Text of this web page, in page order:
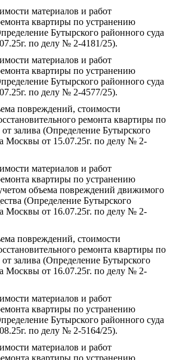
материалов и работ
квартиры по устранению
Бутырского районного суда
по делу № 2-4181/25).
материалов и работ
квартиры по устранению
Бутырского районного суда
по делу № 2-4577/25).
повреждений, стоимости
ремонта квартиры по
залива (Определение Бутырского
Москвы от 15.07.25г. по делу № 2-
материалов и работ
квартиры по устранению
объема повреждений движимого
(Определение Бутырского
Москвы от 16.07.25г. по делу № 2-
повреждений, стоимости
ремонта квартиры по
залива (Определение Бутырского
Москвы от 16.07.25г. по делу № 2-
материалов и работ
квартиры по устранению
Бутырского районного суда
по делу № 2-5164/25).
материалов и работ
квартиры по устранению